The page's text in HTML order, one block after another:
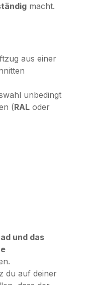
macht.
aus einer
unbedingt
(RAL oder
und das
du auf deiner